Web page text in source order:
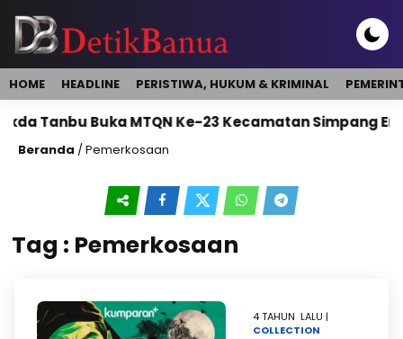
HOME HEADLINE PERISTIWA, HUKUM & KRIMINAL
Tanbu Buka MTQN Ke-23 Kecamatan Simpang
Beranda /Pemerkosaan
Tag : Pemerkosaan
4 TAHUN LALU |
COLLECTION